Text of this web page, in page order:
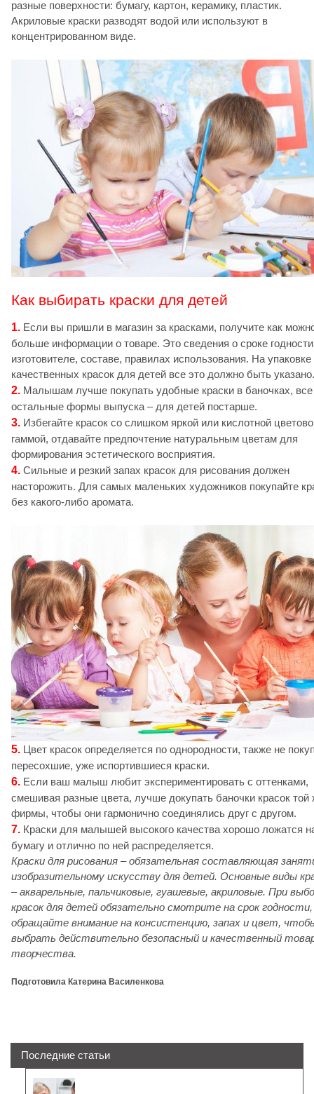
разные поверхности: бумагу, картон, керамику, пластик.
Акриловые краски разводят водой или используют в
концентрированном виде.
Как выбирать краски для детей
1. Если вы пришли в магазин за красками, получите как
больше информации о товаре. Это сведения о сроке
изготовителе, составе, правилах использования. На упаковке
качественных красок для детей все это должно быть указано.
2. Малышам лучше покупать удобные краски в баночках, все
остальные формы выпуска – для детей постарше.
3. Избегайте красок со слишком яркой или кислотной
гаммой, отдавайте предпочтение натуральным цветам для
формирования эстетического восприятия.
4. Сильные и резкий запах красок для рисования должен
насторожить. Для самых маленьких художников покупайте
без какого-либо аромата.
5. Цвет красок определяется по однородности, также не
пересохшие, уже испортившиеся краски.
6. Если ваш малыш любит экспериментировать с оттенками,
смешивая разные цвета, лучше докупать баночки красок той
фирмы, чтобы они гармонично соединялись друг с другом.
7. Краски для малышей высокого качества хорошо ложатся
бумагу и отлично по ней распределяется.
Краски для рисования – обязательная составляющая
изобразительному искусству для детей. Основные виды
– акварельные, пальчиковые, гуашевые, акриловые. При
красок для детей обязательно смотрите на срок годности,
обращайте внимание на консистенцию, запах и цвет,
выбрать действительно безопасный и качественный
творчества.
Подготовила Катерина Василенкова
Последние статьи